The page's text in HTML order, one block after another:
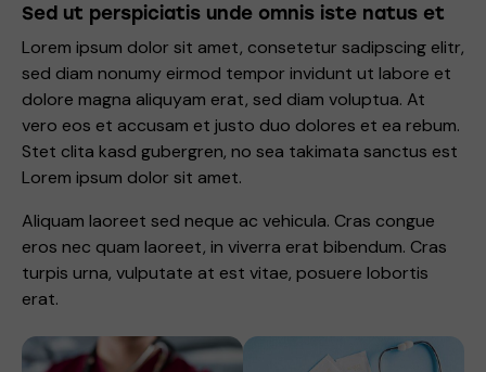
Sed ut perspiciatis unde omnis iste natus et
Lorem ipsum dolor sit amet, consetetur sadipscing elitr,
sed diam nonumy eirmod tempor invidunt ut labore et
dolore magna aliquyam erat, sed diam voluptua. At
vero eos et accusam et justo duo dolores et ea rebum.
Stet clita kasd gubergren, no sea takimata sanctus est
Lorem ipsum dolor sit amet.
Aliquam laoreet sed neque ac vehicula. Cras congue
eros nec quam laoreet, in viverra erat bibendum. Cras
turpis urna, vulputate at est vitae, posuere lobortis
erat.